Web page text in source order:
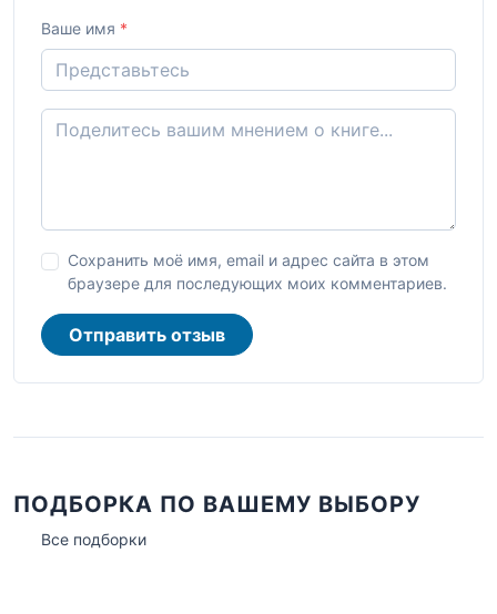
Ваше имя *
Сохранить моё имя, email и адрес сайта в этом
браузере для последующих моих комментариев.
Отправить отзыв
ПОДБОРКА ПО ВАШЕМУ ВЫБОРУ
Все подборки